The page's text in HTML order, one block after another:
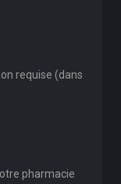
requise (dans
pharmacie